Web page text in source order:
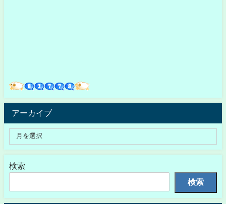
アーカイブ
検索
検索